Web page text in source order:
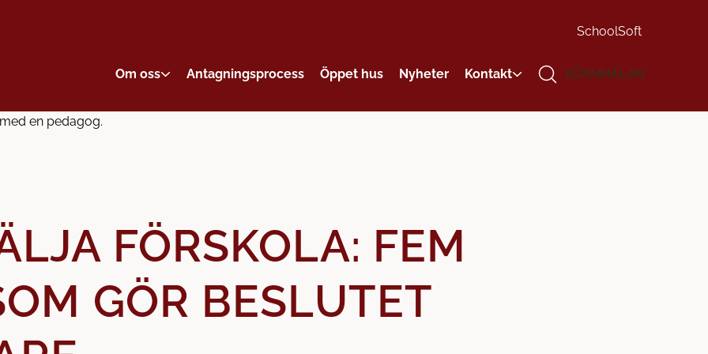
Om oss Antagningsprocess Öppet hus Nyheter Kontakt
SchoolSoft
KÖANMÄLAN
FÖRSKOLA: FEM
GÖR BESLUTET